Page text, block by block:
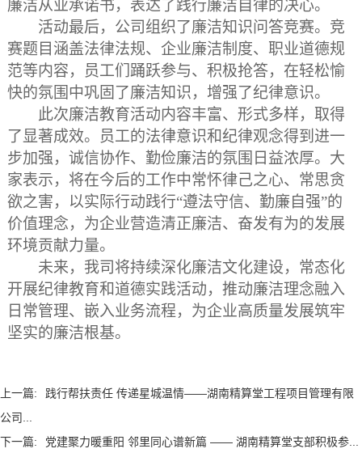
廉洁从业承诺书，表达了践行廉洁自律的决心。
活动最后，公司组织了廉洁知识问答竞赛。竞
赛题目涵盖法律法规、企业廉洁制度、职业道德规
范等内容，员工们踊跃参与、积极抢答，在轻松愉
快的氛围中巩固了廉洁知识，增强了纪律意识。
此次廉洁教育活动内容丰富、形式多样，取得
了显著成效。员工的法律意识和纪律观念得到进一
步加强，诚信协作、勤俭廉洁的氛围日益浓厚。大
家表示，将在今后的工作中常怀律己之心、常思贪
欲之害，以实际行动践行“遵法守信、勤廉自强”的
价值理念，为企业营造清正廉洁、奋发有为的发展
环境贡献力量。
未来，我司将持续深化廉洁文化建设，常态化
开展纪律教育和道德实践活动，推动廉洁理念融入
日常管理、嵌入业务流程，为企业高质量发展筑牢
坚实的廉洁根基。
上一篇:
践行帮扶责任 传递星城温情——湖南精算堂工程项目管理有限
公司...
下一篇:
党建聚力暖重阳 邻里同心谱新篇 —— 湖南精算堂支部积极参...